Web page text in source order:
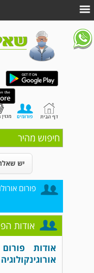
חיפוש מהיר
יש
פורום
אודות
אודות
אורוגינקולוגיה